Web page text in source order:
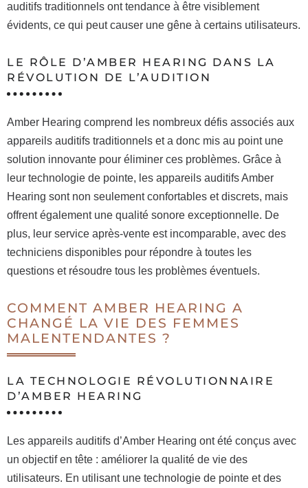
auditifs traditionnels ont tendance à être visiblement
évidents, ce qui peut causer une gêne à certains utilisateurs.
LE RÔLE D’AMBER HEARING DANS LA
RÉVOLUTION DE L’AUDITION
Amber Hearing comprend les nombreux défis associés aux
appareils auditifs traditionnels et a donc mis au point une
solution innovante pour éliminer ces problèmes. Grâce à
leur technologie de pointe, les appareils auditifs Amber
Hearing sont non seulement confortables et discrets, mais
offrent également une qualité sonore exceptionnelle. De
plus, leur service après-vente est incomparable, avec des
techniciens disponibles pour répondre à toutes les
questions et résoudre tous les problèmes éventuels.
COMMENT AMBER HEARING A
CHANGÉ LA VIE DES FEMMES
MALENTENDANTES ?
LA TECHNOLOGIE RÉVOLUTIONNAIRE
D’AMBER HEARING
Les appareils auditifs d’Amber Hearing ont été conçus avec
un objectif en tête : améliorer la qualité de vie des
utilisateurs. En utilisant une technologie de pointe et des